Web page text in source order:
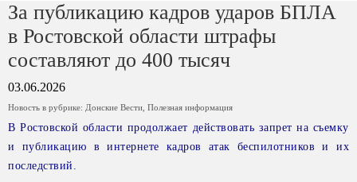
За публикацию кадров ударов БПЛА
в Ростовской области штрафы
составляют до 400 тысяч
03.06.2026
Новость в рубрике: Донские Вести Полезная информация
В Ростовской области продолжает действовать запрет на съемку
и публикацию в интернете кадров атак беспилотников и их
последствий.